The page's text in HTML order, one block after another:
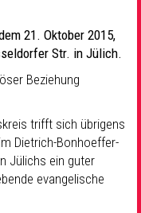
21. Oktober 2015,
Str. in Jülich.
Beziehung
trifft sich übrigens
Dietrich-Bonhoeffer-
Jülichs ein guter
evangelische